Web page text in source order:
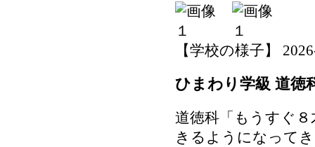
【学校の様子】
ひまわり学級 道徳
道徳科「もうすぐ
きるようになって